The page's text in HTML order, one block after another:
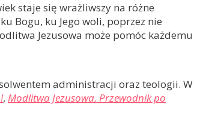
staje się wrażliwszy na różne
Bogu, ku Jego woli, poprzez nie
Jezusowa może pomóc każdemu
administracji oraz teologii. W
, Modlitwa Jezusowa. Przewodnik po